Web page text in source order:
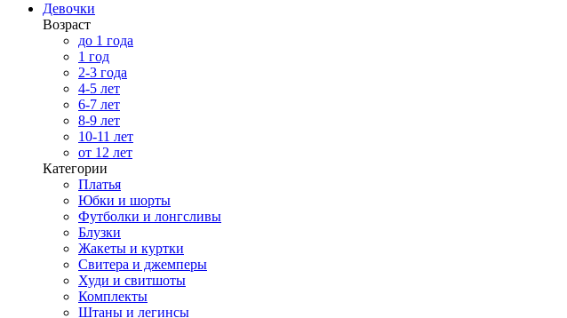
Девочки
Возраст
до 1 года
1 год
2-3 года
4-5 лет
6-7 лет
8-9 лет
10-11 лет
от 12 лет
Категории
Платья
Юбки и шорты
Футболки и лонгсливы
Блузки
Жакеты и куртки
Свитера и джемперы
Худи и свитшоты
Комплекты
Штаны и легинсы